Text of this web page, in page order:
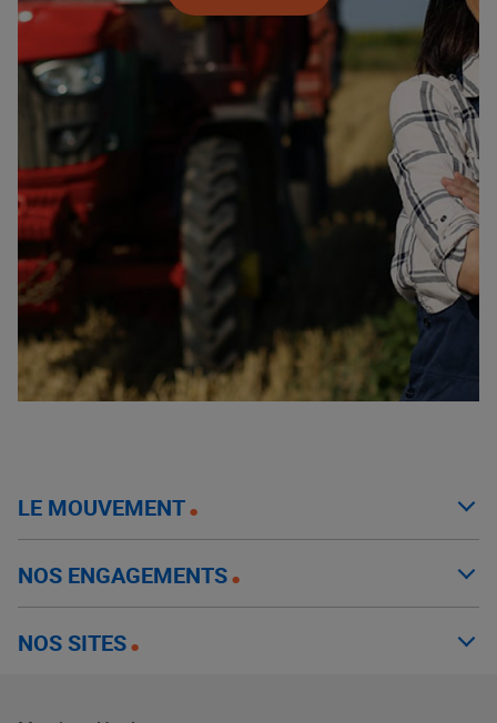
LE MOUVEMENT
NOS ENGAGEMENTS
NOS SITES